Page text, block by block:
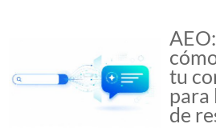
tu
para
de